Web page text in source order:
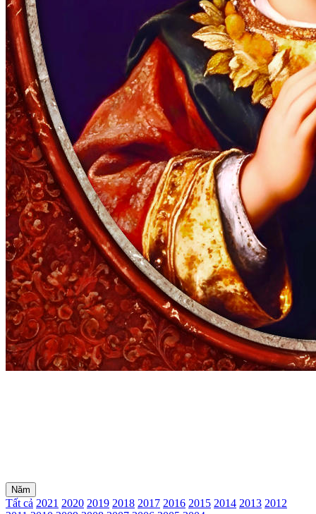
Năm
Tất cả 2021 2020 2019 2018 2017 2016 2015 2014 2013 2012